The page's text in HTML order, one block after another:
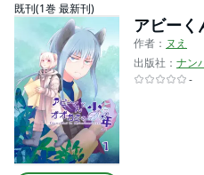
既刊(1巻 最新刊)
アビーく
作者： ヌえ
出版社： ナン
-